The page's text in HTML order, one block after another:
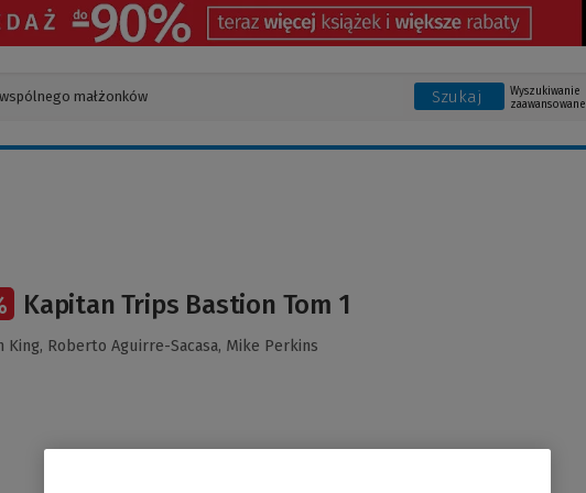
Szukaj
Wyszukiwanie
zaawansowane
Kapitan Trips Bastion Tom 1
King, Roberto Aguirre-Sacasa, Mike Perkins